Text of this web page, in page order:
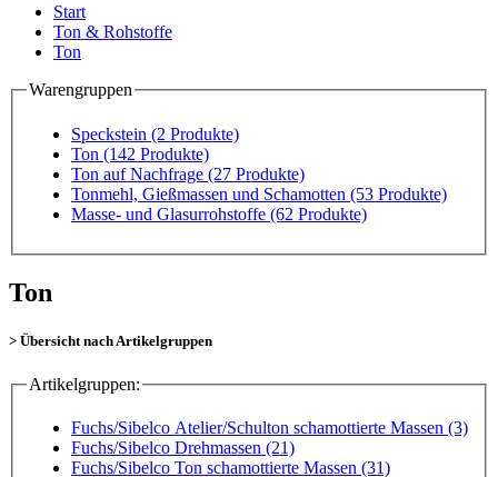
Start
Ton & Rohstoffe
Ton
Warengruppen
Speckstein (2 Produkte)
Ton (142 Produkte)
Ton auf Nachfrage (27 Produkte)
Tonmehl, Gießmassen und Schamotten (53 Produkte)
Masse- und Glasurrohstoffe (62 Produkte)
Ton
> Übersicht nach Artikelgruppen
Artikelgruppen:
Fuchs/Sibelco Atelier/Schulton schamottierte Massen (3)
Fuchs/Sibelco Drehmassen (21)
Fuchs/Sibelco Ton schamottierte Massen (31)